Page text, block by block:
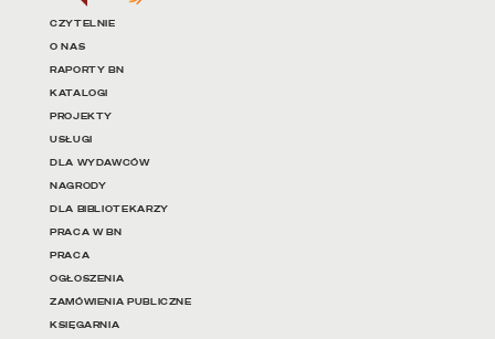
Linki do najważniejszych
CZYTELNIE
O NAS
RAPORTY BN
KATALOGI
PROJEKTY
USŁUGI
DLA WYDAWCÓW
NAGRODY
DLA BIBLIOTEKARZY
PRACA W BN
PRACA
OGŁOSZENIA
ZAMÓWIENIA PUBLICZNE
KSIĘGARNIA